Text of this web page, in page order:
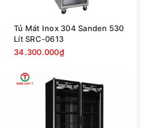
Tủ Mát Inox 304 Sanden 530
Lít SRC-0613
34.300.000₫